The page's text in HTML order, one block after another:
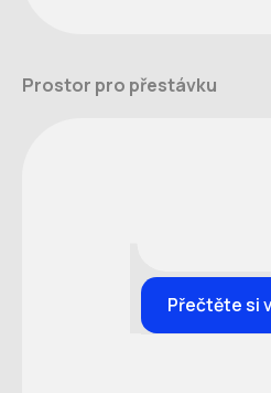
Prostor pro přestávku
Přečtěte si